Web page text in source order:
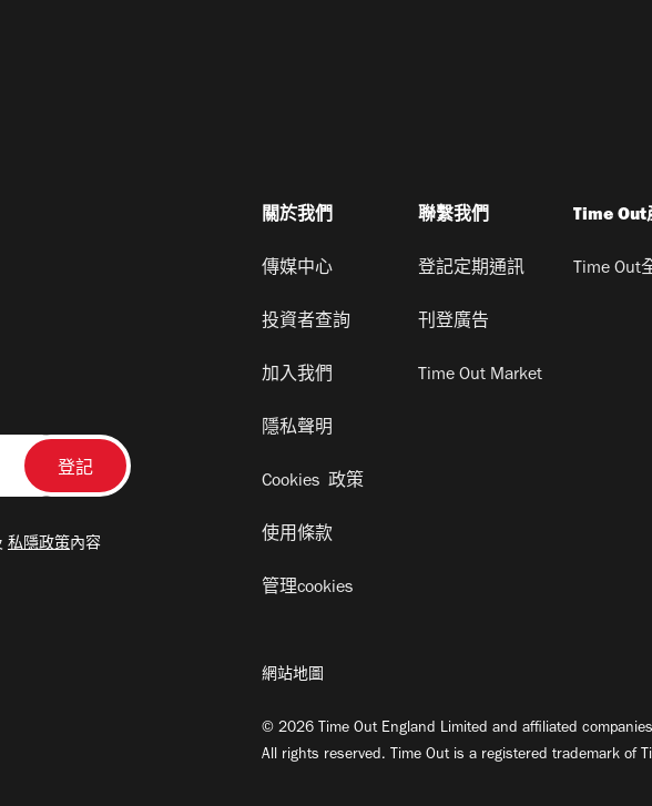
私隱政策內容
關於我們
傳媒中心
投資者查詢
加入我們
隱私聲明
Cookies 政策
使用條款
管理cookies
聯繫我們
登記定期通訊
刊登廣告
Time Out Market
Time Out
Time Out
網站地圖
© 2026 Time Out England Limited and affiliated
All rights reserved. Time Out is a registered trademark of